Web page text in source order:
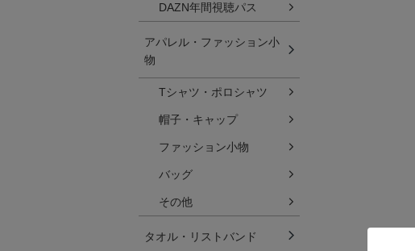
DAZN年間視聴パス
アパレル・ファッション小
物
Tシャツ・ポロシャツ
帽子・キャップ
ファッション小物
バッグ
その他
タオル・リストバンド